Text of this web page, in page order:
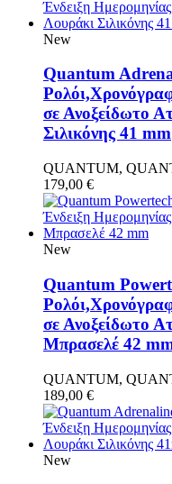
New
Quantum
σε Ανοξείδωτο
Σιλικόνης 41 mm
QUANTUM,
179,00 €
New
Quantum
σε Ανοξείδωτο
Μπρασελέ 42
QUANTUM,
189,00 €
New